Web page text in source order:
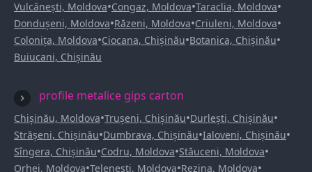
Vulcănești, Moldova•Congaz, Moldova•Taraclia, Moldova•
Dondușeni, Moldova•Răzeni, Moldova•Criuleni, Moldova•
Colonița, Moldova•Ciocana, Chișinău•Botanica, Chișinău•
Buiucani, Chișinău
profile metalice gips carton
Chișinău, Moldova•Trușeni, Chișinău•Durlești, Chișinău•
Strășeni, Chișinău•Dumbrava, Chișinău•Ialoveni, Chișinău•
Sîngera, Chișinău•Codru, Moldova•Stăuceni, Moldova•
Orhei, Moldova•Telenești, Moldova•Rezina, Moldova•